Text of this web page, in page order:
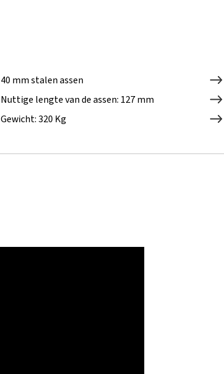
40 mm stalen assen
Nuttige lengte van de assen: 127 mm
Gewicht: 320 Kg